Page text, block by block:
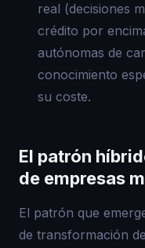
real (decisiones
crédito por
autónomas de
conocimiento
su coste.
El patrón
de empresas
El patrón que
de transformación